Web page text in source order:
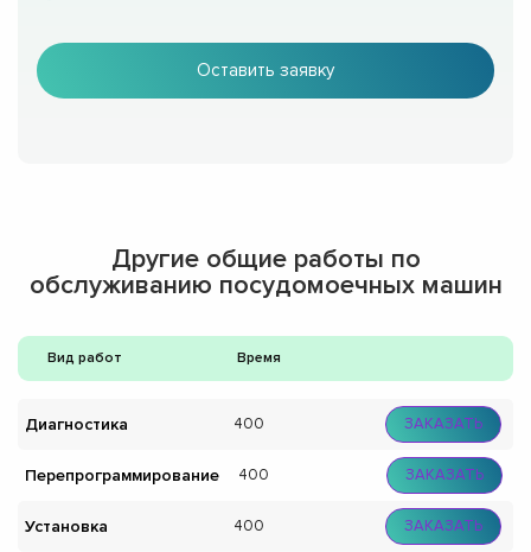
Оставить заявку
Другие общие работы по
обслуживанию посудомоечных машин
Вид работ Время
Диагностика 400 ЗАКАЗАТЬ
Перепрограммирование 400 ЗАКАЗАТЬ
Установка 400 ЗАКАЗАТЬ